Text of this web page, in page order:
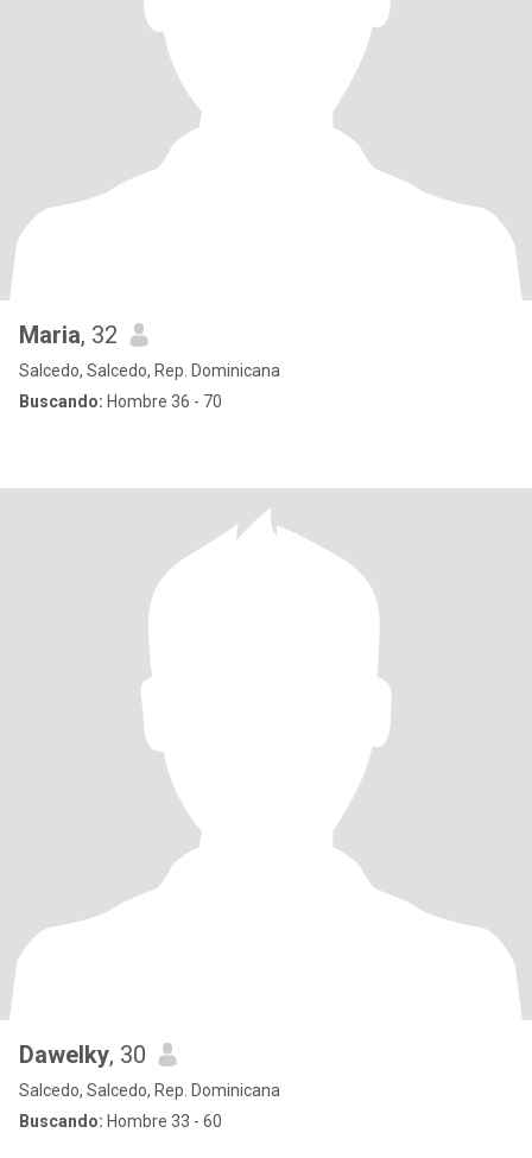
Maria, 32
Salcedo, Salcedo, Rep. Dominicana
Buscando: Hombre 36 - 70
Dawelky, 30
Salcedo, Salcedo, Rep. Dominicana
Buscando: Hombre 33 - 60